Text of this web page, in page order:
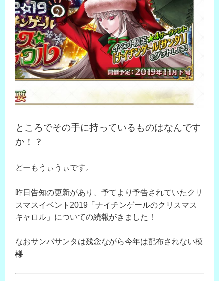
ところでその手に持っているものはなんです
か！？
どーもうぃうぃです。
昨日告知の更新があり、予てより予告されていたクリ
スマスイベント2019「ナイチンゲールのクリスマス
キャロル」についての続報がきました！
なおサンバサンタは残念ながら今年は配布されない模
様